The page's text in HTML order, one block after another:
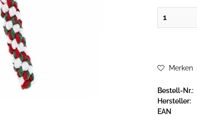
Merken
Bestell-Nr.:
Hersteller:
EAN